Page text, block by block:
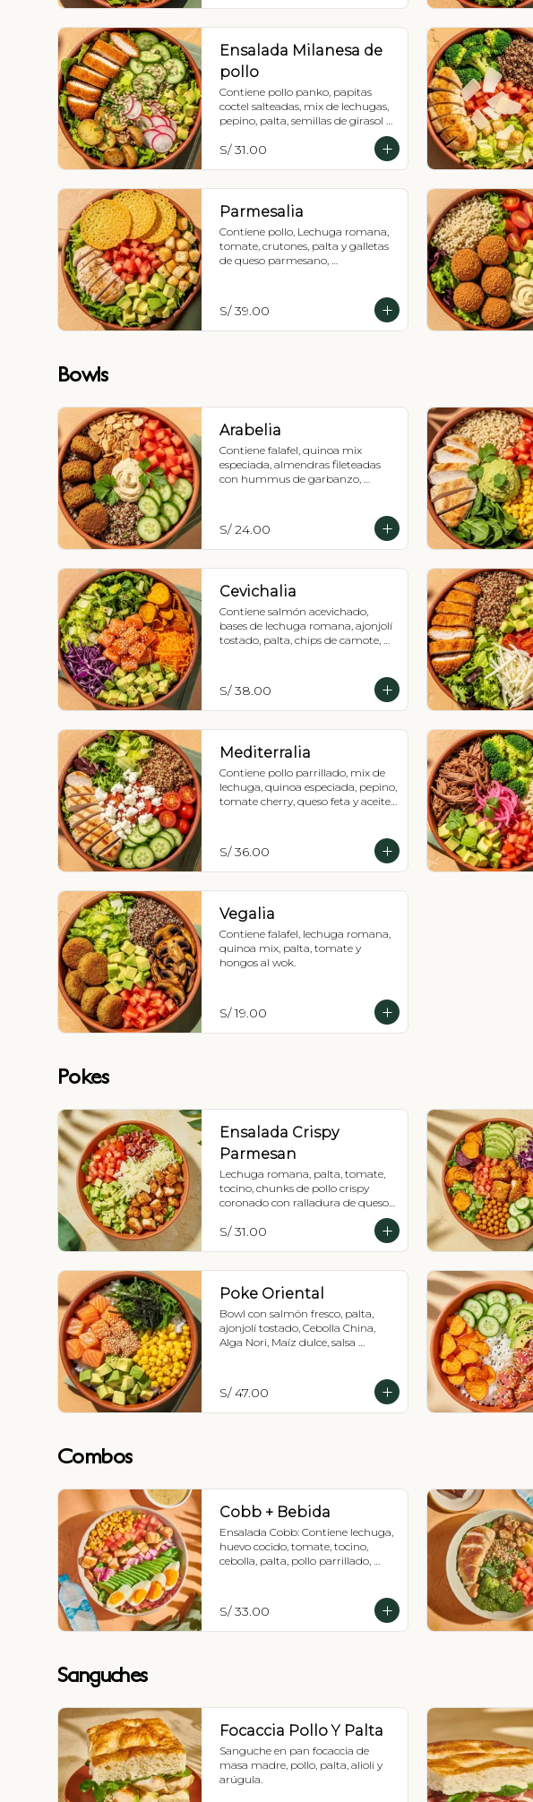
Ensalada Milanesa de
pollo
Contiene pollo panko, papitas
coctel salteadas, mix de lechugas,
pepino, palta, semillas de girasol y
S/ 31.00
Parmesalia
Contiene pollo, Lechuga romana,
tomate, crutones, palta y galletas
de queso parmesano,
S/ 39.00
Bowls
Arabelia
Contiene falafel, quinoa mix
especiada, almendras fileteadas
con hummus de garbanzo,
S/ 24.00
Cevichalia
Contiene salmón acevichado,
bases de lechuga romana, ajonjolí
tostado, palta, chips de camote,
S/ 38.00
Mediterralia
Contiene pollo parrillado, mix de
lechuga, quinoa especiada, pepino,
tomate cherry, queso feta y aceite
S/ 36.00
Vegalia
Contiene falafel, lechuga romana,
quinoa mix, palta, tomate y
hongos al wok.
S/ 19.00
Pokes
Ensalada Crispy
Parmesan
Lechuga romana, palta, tomate,
tocino, chunks de pollo crispy
coronado con ralladura de queso
parmesano y vinagreta a elección.
S/ 31.00
Poke Oriental
Bowl con salmón fresco, palta,
ajonjolí tostado, Cebolla China,
Alga Nori, Maíz dulce, salsa
S/ 47.00
Combos
Cobb + Bebida
Ensalada Cobb: Contiene lechuga,
huevo cocido, tomate, tocino,
cebolla, palta, pollo parrillado,
balsámica + Bebida
S/ 33.00
Sanguches
Focaccia Pollo Y Palta
Sanguche en pan focaccia de
masa madre, pollo, palta, alioli y
arúgula.